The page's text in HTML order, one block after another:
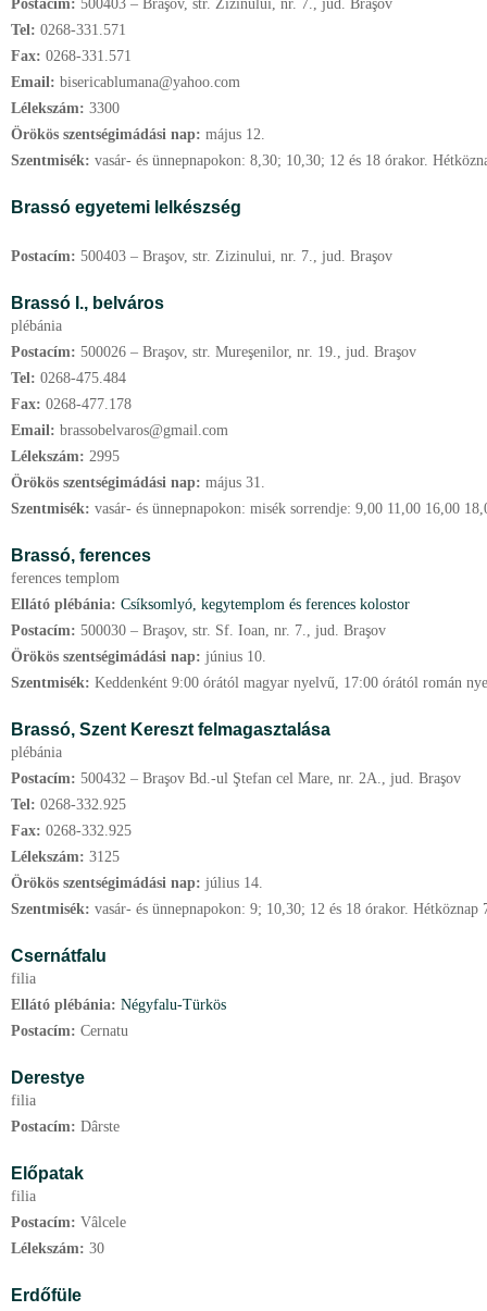
Postacím: 500403 – Braşov, str. Zizinului, nr. 7., jud. Braşov
Tel: 0268-331.571
Fax: 0268-331.571
Email: bisericablumana@yahoo.com
Lélekszám: 3300
Örökös szentségimádási nap: május 12.
Szentmisék: vasár- és ünnepnapokon: 8,30; 10,30; 12 és 18 órakor.
Brassó egyetemi lelkészség
Postacím: 500403 – Braşov, str. Zizinului, nr. 7., jud. Braşov
Brassó I., belváros
plébánia
Postacím: 500026 – Braşov, str. Mureşenilor, nr. 19., jud. Braşov
Tel: 0268-475.484
Fax: 0268-477.178
Email: brassobelvaros@gmail.com
Lélekszám: 2995
Örökös szentségimádási nap: május 31.
Szentmisék: vasár- és ünnepnapokon: misék sorrendje: 9,00 11,00 16,00
Brassó, ferences
ferences templom
Ellátó plébánia: Csíksomlyó, kegytemplom és ferences kolostor
Postacím: 500030 – Braşov, str. Sf. Ioan, nr. 7., jud. Braşov
Örökös szentségimádási nap: június 10.
Szentmisék: Keddenként 9:00 órától magyar nyelvű, 17:00 órától román
Brassó, Szent Kereszt felmagasztalása
plébánia
Postacím: 500432 – Braşov Bd.-ul Ştefan cel Mare, nr. 2A., jud. Braşov
Tel: 0268-332.925
Fax: 0268-332.925
Lélekszám: 3125
Örökös szentségimádási nap: július 14.
Szentmisék: vasár- és ünnepnapokon: 9; 10,30; 12 és 18 órakor. Hétköznap
Csernátfalu
filia
Ellátó plébánia: Négyfalu-Türkös
Postacím: Cernatu
Derestye
filia
Postacím: Dârste
Előpatak
filia
Postacím: Vâlcele
Lélekszám: 30
Erdőfüle